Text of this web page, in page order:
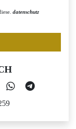
datenschutz